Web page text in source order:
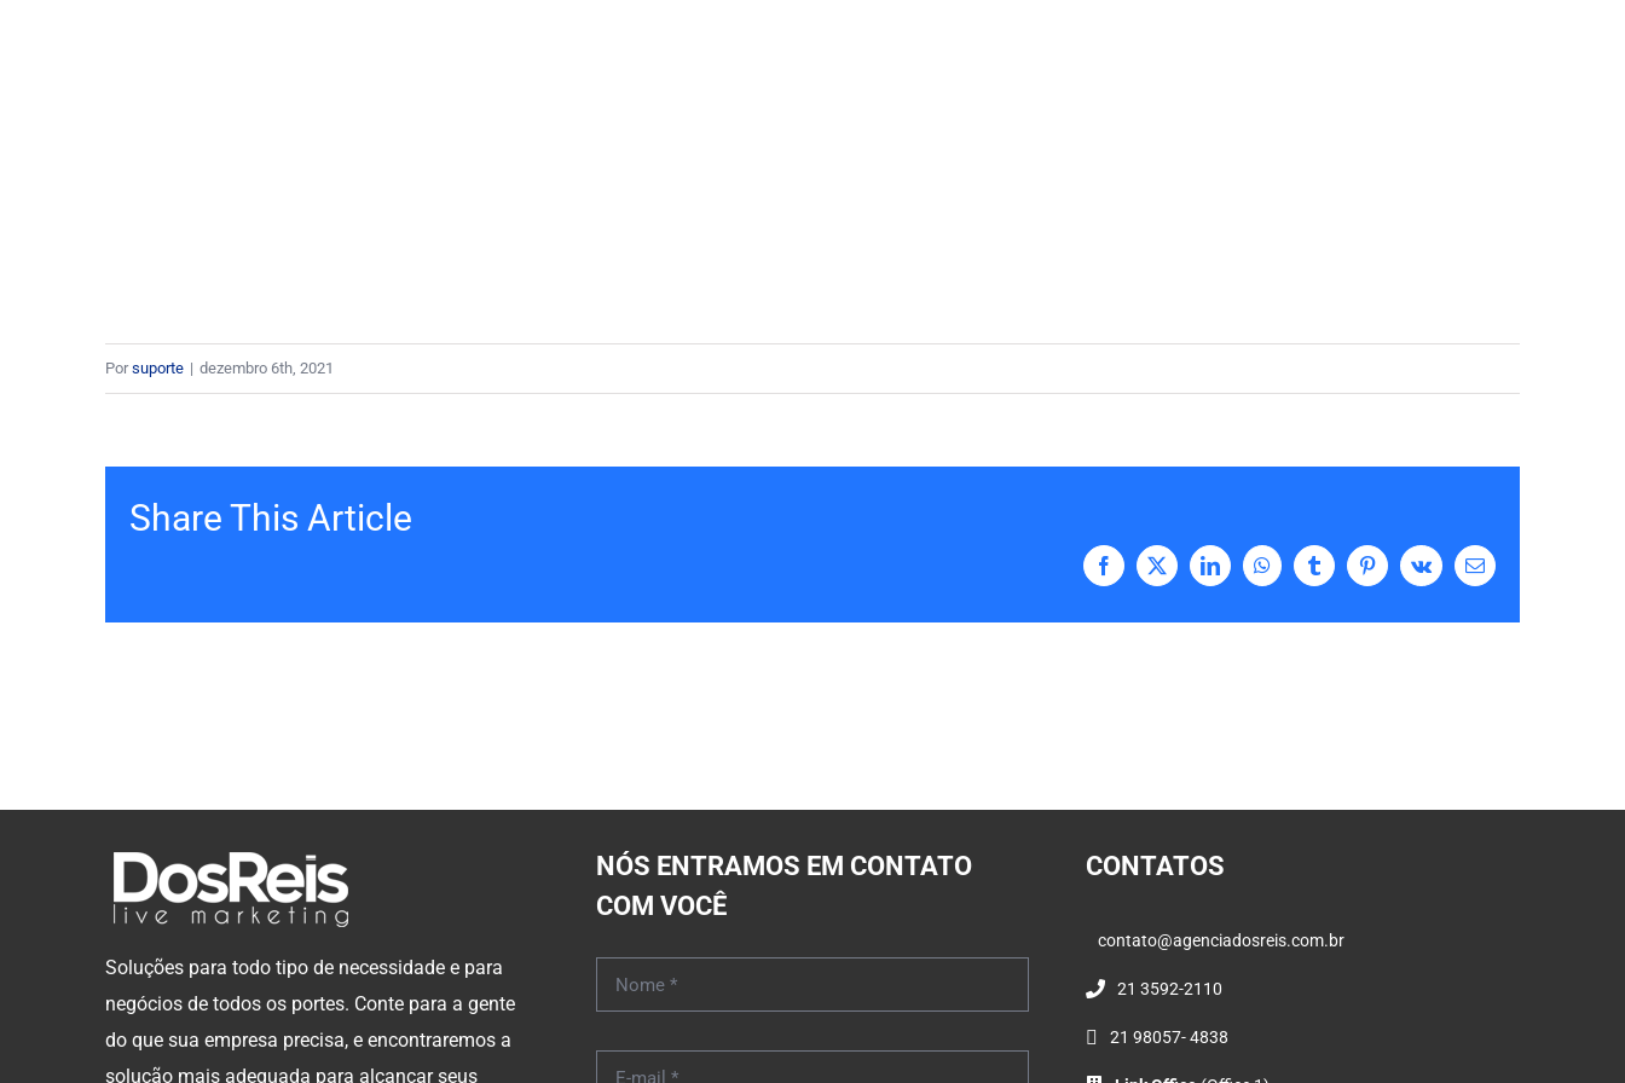
Porsuporte | dezembro 6th, 2021
Share This Article
Facebook
X LinkedInWhatsAppTumblrPinterestVk
E-
Soluções para todo tipo de necessidade e para
negócios de todos os portes. Conte para a gente
do que sua empresa precisa, e encontraremos a
solução mais adequada para alcançar seus
NÓS ENTRAMOS EM CONTATO
COM VOCÊ
CONTATOS
contato@agenciadosreis.com.br
21 3592-2110
21 98057- 4838